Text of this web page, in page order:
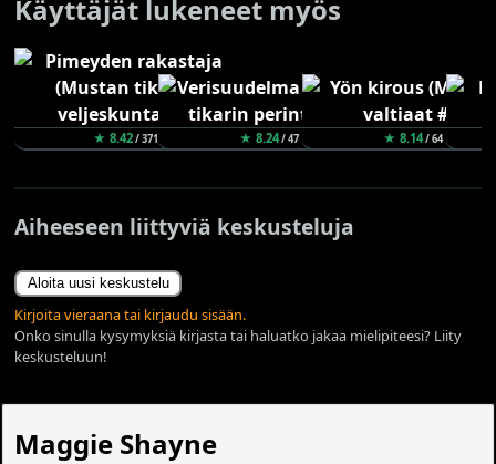
Käyttäjät lukeneet myös
★ 8.42/ 371 ★ 8.24/ 47 ★ 8.14/ 64
Aiheeseen liittyviä keskusteluja
Aloita uusi keskustelu
Kirjoita vieraana tai kirjaudu sisään.
Onko sinulla kysymyksiä kirjasta tai haluatko jakaa mielipiteesi? Liity
keskusteluun!
Maggie Shayne